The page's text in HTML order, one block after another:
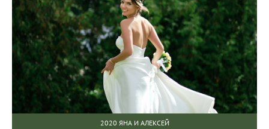
2020 ЯНА И АЛЕКСЕЙ